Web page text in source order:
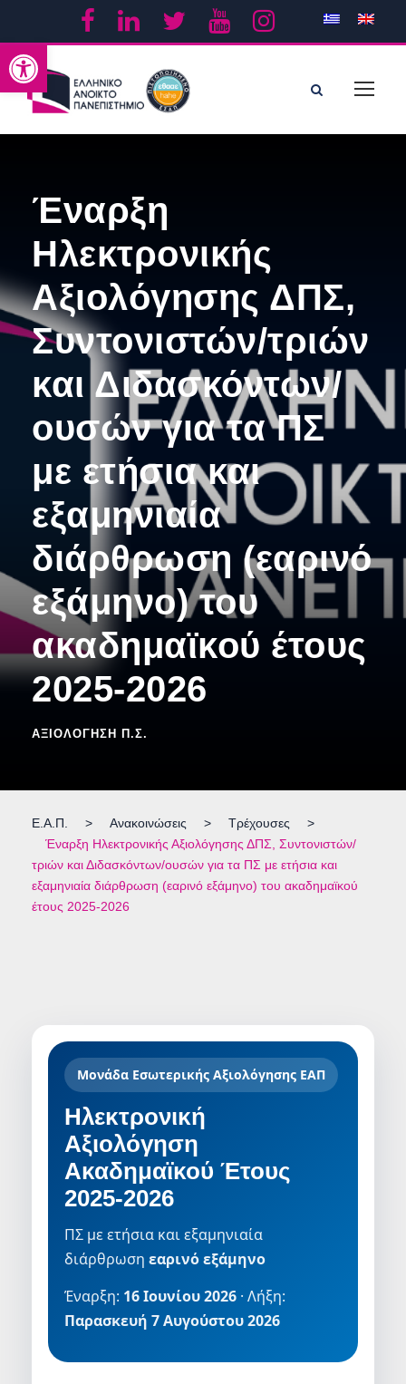
Ανοίξτε τη γραμμή εργαλείων
Έναρξη
Ηλεκτρονικής
Αξιολόγησης ΔΠΣ,
Συντονιστών/τριών
και Διδασκόντων/
ουσών για τα ΠΣ
με ετήσια και
εξαμηνιαία
διάρθρωση (εαρινό
εξάμηνο) του
ακαδημαϊκού έτους
2025-2026
ΑΞΙΟΛΌΓΗΣΗ Π.Σ.
Ε.Α.Π. > Ανακοινώσεις > Τρέχουσες
>
Έναρξη Ηλεκτρονικής Αξιολόγησης ΔΠΣ, Συντονιστών/
τριών και Διδασκόντων/ουσών για τα ΠΣ με ετήσια και
εξαμηνιαία διάρθρωση (εαρινό εξάμηνο) του ακαδημαϊκού
έτους 2025-2026
Μονάδα Εσωτερικής Αξιολόγησης ΕΑΠ
Ηλεκτρονική
Αξιολόγηση
Ακαδημαϊκού Έτους
2025-2026
ΠΣ με ετήσια και εξαμηνιαία
διάρθρωση εαρινό εξάμηνο
Έναρξη: 16 Ιουνίου 2026 · Λήξη:
Παρασκευή 7 Αυγούστου 2026